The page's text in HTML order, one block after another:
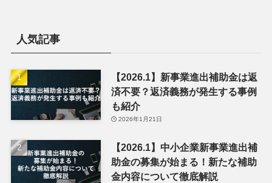
人気記事
【2026.1】新事業進出補助金は返
済不要？返済義務が発生する事例
も紹介
2026年1月21日
【2026.1】中小企業新事業進出補
助金の募集が始まる！新たな補助
金内容について徹底解説